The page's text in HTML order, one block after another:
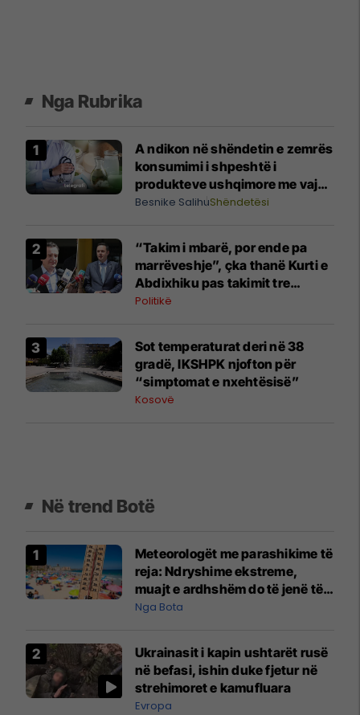
Nga Rubrika
A ndikon në shëndetin e zemrës
konsumimi i shpeshtë i
produkteve ushqimore me vaj
palme (vajra të ngopura)?
Besnike SalihuShëndetësi
“Takim i mbarë, por ende pa
marrëveshje”, çka thanë Kurti e
Abdixhiku pas takimit tre
orësh?
Politikë
Sot temperaturat deri në 38
gradë, IKSHPK njofton për
“simptomat e nxehtësisë”
Kosovë
Në trend Botë
Meteorologët me parashikime të
reja: Ndryshime ekstreme,
muajt e ardhshëm do të jenë të
pazakontë
Nga Bota
Ukrainasit i kapin ushtarët rusë
në befasi, ishin duke fjetur në
strehimoret e kamufluara
Evropa